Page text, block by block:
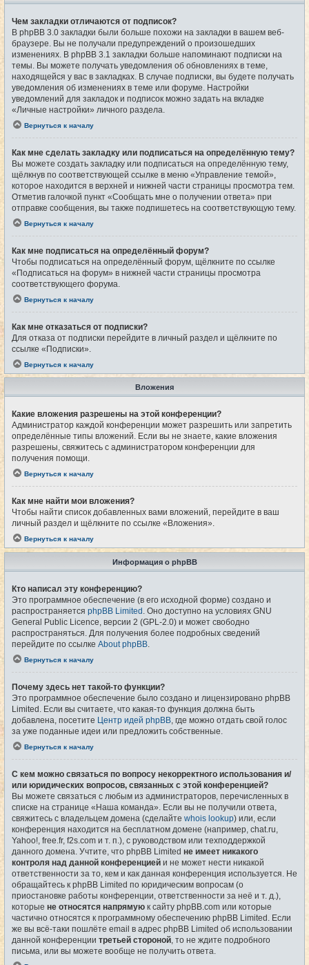
Чем закладки отличаются от подписок?
В phpBB 3.0 закладки были больше похожи на закладки в вашем веб-
браузере. Вы не получали предупреждений о произошедших
изменениях. В phpBB 3.1 закладки больше напоминают подписки на
темы. Вы можете получать уведомления об обновлениях в теме,
находящейся у вас в закладках. В случае подписки, вы будете получать
уведомления об изменениях в теме или форуме. Настройки
уведомлений для закладок и подписок можно задать на вкладке
«Личные настройки» личного раздела.
Вернуться к началу
Как мне сделать закладку или подписаться на определённую тему?
Вы можете создать закладку или подписаться на определённую тему,
щёлкнув по соответствующей ссылке в меню «Управление темой»,
которое находится в верхней и нижней части страницы просмотра тем.
Отметив галочкой пункт «Сообщать мне о получении ответа» при
отправке сообщения, вы также подпишетесь на соответствующую тему.
Вернуться к началу
Как мне подписаться на определённый форум?
Чтобы подписаться на определённый форум, щёлкните по ссылке
«Подписаться на форум» в нижней части страницы просмотра
соответствующего форума.
Вернуться к началу
Как мне отказаться от подписки?
Для отказа от подписки перейдите в личный раздел и щёлкните по
ссылке «Подписки».
Вернуться к началу
Вложения
Какие вложения разрешены на этой конференции?
Администратор каждой конференции может разрешить или запретить
определённые типы вложений. Если вы не знаете, какие вложения
разрешены, свяжитесь с администратором конференции для
получения помощи.
Вернуться к началу
Как мне найти мои вложения?
Чтобы найти список добавленных вами вложений, перейдите в ваш
личный раздел и щёлкните по ссылке «Вложения».
Вернуться к началу
Информация о phpBB
Кто написал эту конференцию?
Это программное обеспечение (в его исходной форме) создано и
распространяется phpBB Limited . Оно доступно на условиях GNU
General Public Licence, версии 2 (GPL-2.0) и может свободно
распространяться. Для получения более подробных сведений
перейдите по ссылке About phpBB
Вернуться к началу
Почему здесь нет такой-то функции?
Это программное обеспечение было создано и лицензировано phpBB
Limited. Если вы считаете, что какая-то функция должна быть
добавлена, посетите Центр идей phpBB , где можно отдать свой голос
за уже поданные идеи или предложить собственные.
Вернуться к началу
С кем можно связаться по вопросу некорректного использования и/
или юридических вопросов, связанных с этой конференцией?
Вы можете связаться с любым из администраторов, перечисленных в
списке на странице «Наша команда». Если вы не получили ответа,
свяжитесь с владельцем домена (сделайте whois lookup) или, если
конференция находится на бесплатном домене (например, chat.ru,
Yahoo!, free.fr, f2s.com и т. п.), с руководством или техподдержкой
данного домена. Учтите, что phpBB Limited не имеет никакого
контроля над данной конференцией и не может нести никакой
ответственности за то, кем и как данная конференция используется. Не
обращайтесь к phpBB Limited по юридическим вопросам (о
приостановке работы конференции, ответственности за неё и т. д.),
которые не относятся напрямую к сайту phpBB.com или которые
частично относятся к программному обеспечению phpBB Limited. Если
же вы всё-таки пошлёте email в адрес phpBB Limited об использовании
данной конференции третьей стороной , то не ждите подробного
письма, или вы можете вообще не получить ответа.